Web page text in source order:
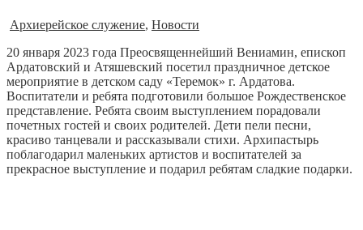
Архиерейское служение, Новости
20 января 2023 года Преосвященнейший Вениамин, епископ
Ардатовский и Атяшевский посетил праздничное детское
мероприятие в детском саду «Теремок» г. Ардатова.
Воспитатели и ребята подготовили большое Рождественское
представление. Ребята своим выступлением порадовали
почетных гостей и своих родителей. Дети пели песни,
красиво танцевали и рассказывали стихи. Архипастырь
поблагодарил маленьких артистов и воспитателей за
прекрасное выступление и подарил ребятам сладкие подарки.